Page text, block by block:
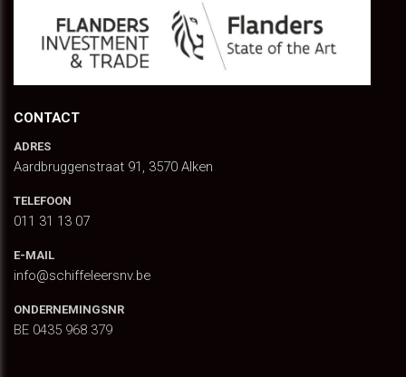
CONTACT
ADRES
Aardbruggenstraat 91, 3570 Alken
TELEFOON
011 31 13 07
E-MAIL
info@schiffeleersnv.be
ONDERNEMINGSNR
BE 0435 968 379